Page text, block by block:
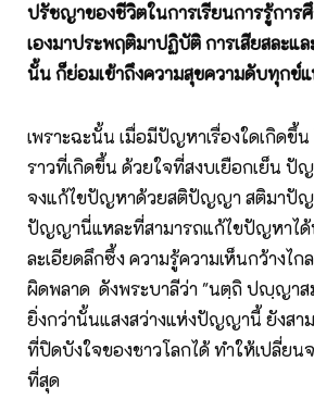
ปรัชญาของชีวิตในการเรียนการรู้การ
เองมาประพฤติมาปฏิบัติ การเสียสละ
นั้น ก็ย่อมเข้าถึงความสุขความดับทุกข์
เพราะฉะนั้น เมื่อมีปัญหาเรื่องใดเกิด
ราวที่เกิดขึ้น ด้วยใจที่สงบเยือกเย็น ปั
จงแก้ไขปัญหาด้วยสติปัญญา สติมาปัญ
ปัญญานี่แหละที่สามารถแก้ไขปัญหาได้
ละเอียดลึกซึ้ง ความรู้ความเห็นกว้างไ
ผิดพลาด ดังพระบาลีว่า "นตฺถิ ปญฺญาส
ยิ่งกว่านั้นแสงสว่างแห่งปัญญานี้ ยังสา
ที่ปิดบังใจของชาวโลกได้ ทำให้เปลี่ยน
ที่สุด